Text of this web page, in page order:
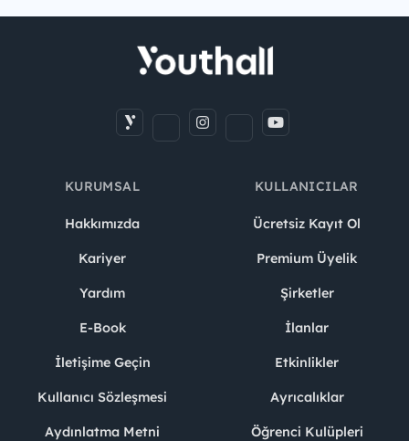
KURUMSAL
Hakkımızda
Kariyer
Yardım
E-Book
İletişime Geçin
Kullanıcı Sözleşmesi
Aydınlatma Metni
KULLANICILAR
Ücretsiz Kayıt Ol
Premium Üyelik
Şirketler
İlanlar
Etkinlikler
Ayrıcalıklar
Öğrenci Kulüpleri